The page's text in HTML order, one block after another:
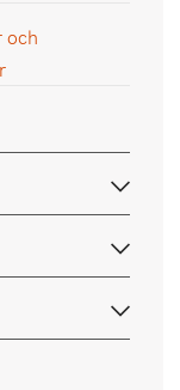
och